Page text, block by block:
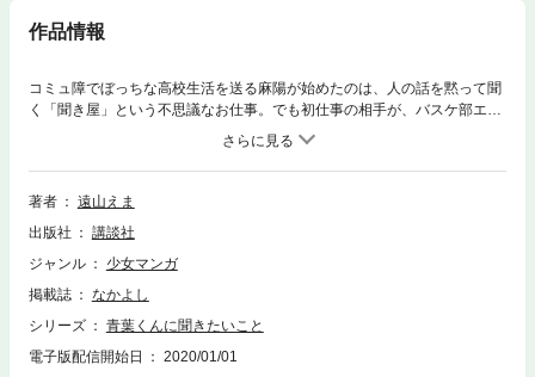
作品情報
コミュ障でぼっちな高校生活を送る麻陽が始めたのは、人の話を黙って聞
く「聞き屋」という不思議なお仕事。でも初仕事の相手が、バスケ部エー
ス＆リア充の頂点で完全無欠だと思ってた青葉くんだった――！ 青葉く
ん自身も、彼のこじれた事情も、今まで「青春」の場外にいた麻陽には難
題すぎて…!? コミュ力0の「聞き屋」×リア充頂点男子 二人のナイショ
の関係が始まる――。キュンと切ないハートフルラブ、第1巻。
著者
遠山えま
出版社
講談社
ジャンル
少女マンガ
掲載誌
なかよし
シリーズ
青葉くんに聞きたいこと
電子版配信開始日
2020/01/01